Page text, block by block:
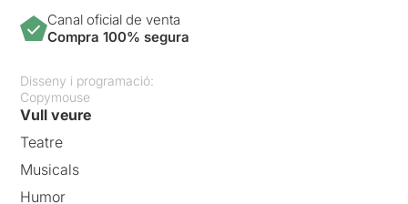
Canal oficial de venta
Compra 100% segura
Disseny i programació:
Copymouse
Vull veure
Teatre
Musicals
Humor